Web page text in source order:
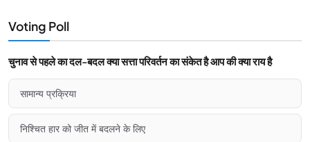
Voting Poll
चुनाव से पहले का दल-बदल क्या सत्ता परिवर्तन का संकेत है आप की क्या राय है
सामान्य प्रक्रिया
निश्चित हार को जीत में बदलने के लिए